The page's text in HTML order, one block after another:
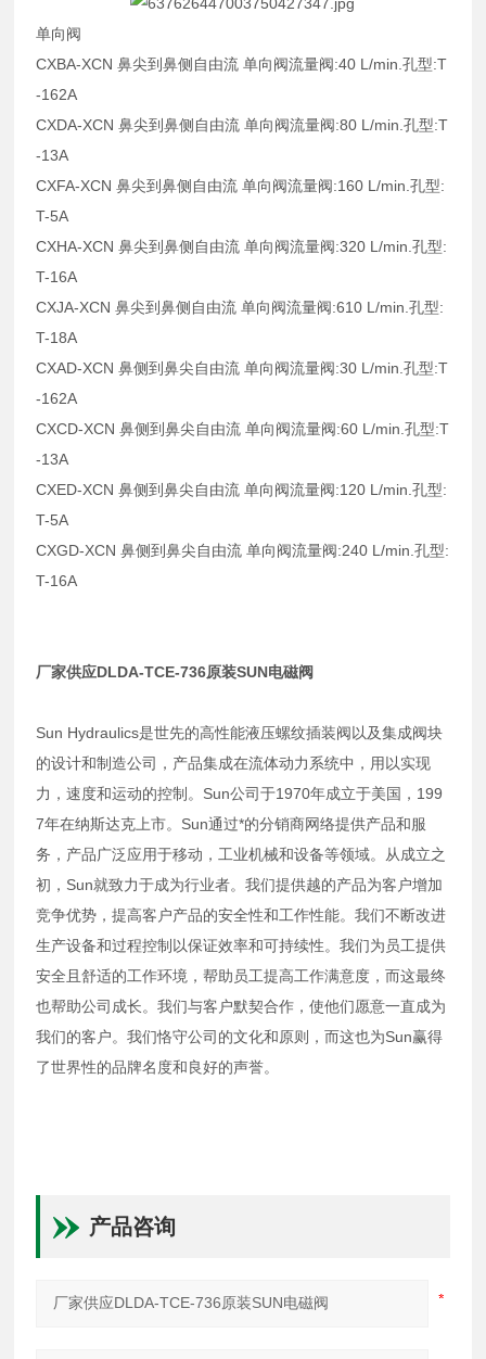
单向阀
CXBA-XCN 鼻尖到鼻侧自由流 单向阀流量阀:40 L/min.孔型:T
-162A
CXDA-XCN 鼻尖到鼻侧自由流 单向阀流量阀:80 L/min.孔型:T
-13A
CXFA-XCN 鼻尖到鼻侧自由流 单向阀流量阀:160 L/min.孔型:
T-5A
CXHA-XCN 鼻尖到鼻侧自由流 单向阀流量阀:320 L/min.孔型:
T-16A
CXJA-XCN 鼻尖到鼻侧自由流 单向阀流量阀:610 L/min.孔型:
T-18A
CXAD-XCN 鼻侧到鼻尖自由流 单向阀流量阀:30 L/min.孔型:T
-162A
CXCD-XCN 鼻侧到鼻尖自由流 单向阀流量阀:60 L/min.孔型:T
-13A
CXED-XCN 鼻侧到鼻尖自由流 单向阀流量阀:120 L/min.孔型:
T-5A
CXGD-XCN 鼻侧到鼻尖自由流 单向阀流量阀:240 L/min.孔型:
T-16A
厂家供应DLDA-TCE-736原装SUN电磁阀
Sun Hydraulics是世先的高性能液压螺纹插装阀以及集成阀块
的设计和制造公司，产品集成在流体动力系统中，用以实现
力，速度和运动的控制。Sun公司于1970年成立于美国，199
7年在纳斯达克上市。Sun通过*的分销商网络提供产品和服
务，产品广泛应用于移动，工业机械和设备等领域。从成立之
初，Sun就致力于成为行业者。我们提供越的产品为客户增加
竞争优势，提高客户产品的安全性和工作性能。我们不断改进
生产设备和过程控制以保证效率和可持续性。我们为员工提供
安全且舒适的工作环境，帮助员工提高工作满意度，而这最终
也帮助公司成长。我们与客户默契合作，使他们愿意一直成为
我们的客户。我们恪守公司的文化和原则，而这也为Sun赢得
了世界性的品牌名度和良好的声誉。
产品咨询